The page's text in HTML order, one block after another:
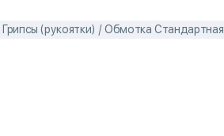
Грипсы (рукоятки) / Обмотка Стандартная